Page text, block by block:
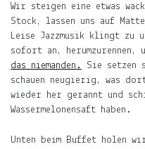
Wir steigen eine etwas
Stock, lassen uns auf
Leise Jazzmusik klingt zu
sofort an, herumzurennen,
das niemanden.
Sie setzen
schauen neugierig, was
wieder her gerannt und
Wassermelonensaft haben.
Unten beim Buffet holen